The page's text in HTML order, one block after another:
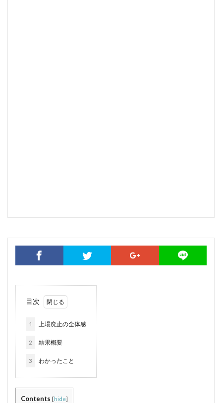
目次
1 上場廃止の全体感
2 結果概要
3 わかったこと
Contents [hide]